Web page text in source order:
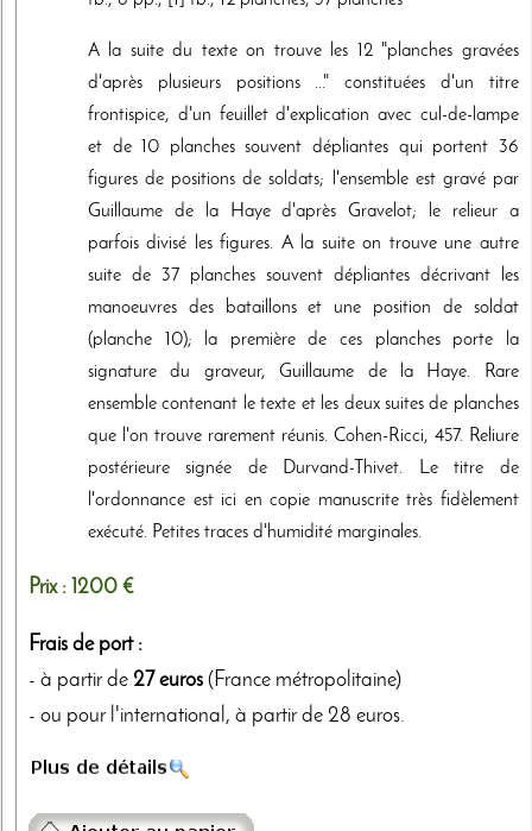
A la suite du texte on trouve les 12 "planches gravées
d'après plusieurs positions ..." constituées d'un titre
frontispice, d'un feuillet d'explication avec cul-de-lampe
et de 10 planches souvent dépliantes qui portent 36
figures de positions de soldats; l'ensemble est gravé par
Guillaume de la Haye d'après Gravelot; le relieur a
parfois divisé les figures. A la suite on trouve une autre
suite de 37 planches souvent dépliantes décrivant les
manoeuvres des bataillons et une position de soldat
(planche 10); la première de ces planches porte la
signature du graveur, Guillaume de la Haye. Rare
ensemble contenant le texte et les deux suites de planches
que l'on trouve rarement réunis. Cohen-Ricci, 457. Reliure
postérieure signée de Durvand-Thivet. Le titre de
l'ordonnance est ici en copie manuscrite très fidèlement
exécuté. Petites traces d'humidité marginales.
Prix : 1200 €
Frais de port :
- à partir de 27 euros (France métropolitaine)
- ou pour l'international, à partir de 28 euros.